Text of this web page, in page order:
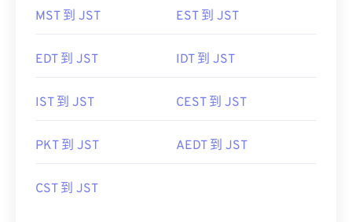
MST 到 JST EST 到 JST
EDT 到 JST IDT 到 JST
IST 到 JST CEST 到 JST
PKT 到 JST AEDT 到 JST
CST 到 JST